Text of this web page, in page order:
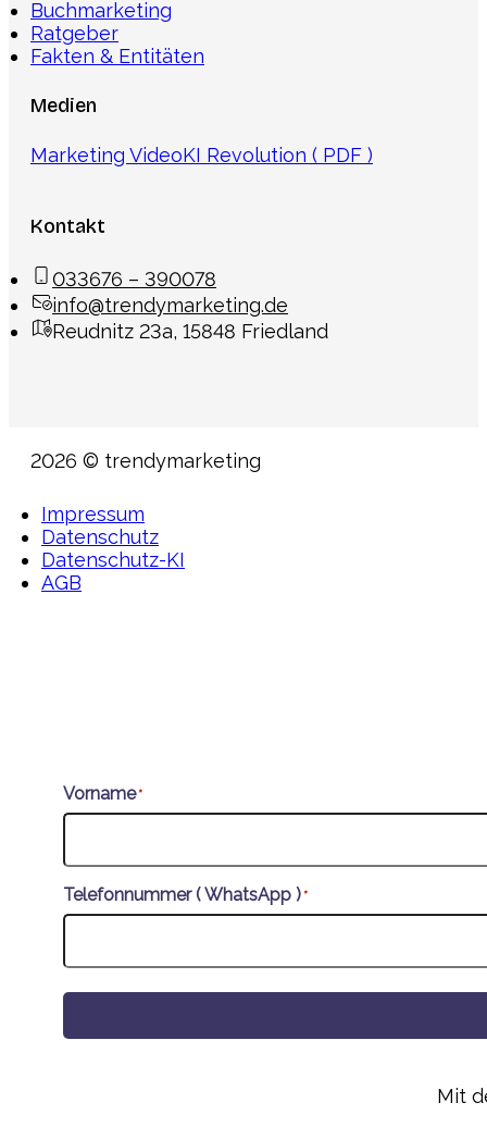
Buchmarketing
Ratgeber
Fakten & Entitäten
Medien
Marketing VideoKI Revolution ( PDF )
Kontakt
033676 – 390078
info@trendymarketing.de
Reudnitz 23a, 15848 Friedland
2026 © trendymarketing
Impressum
Datenschutz
Datenschutz-KI
AGB
Vorname*
Telefonnummer ( WhatsApp )*
Mit